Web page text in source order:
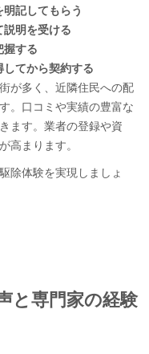
記してもらう
明を受ける
握する
てから契約する
が多く、近隣住民への配
。口コミや実績の豊富な
ます。業者の登録や資
高まります。
除体験を実現しましょ
と専門家の経験